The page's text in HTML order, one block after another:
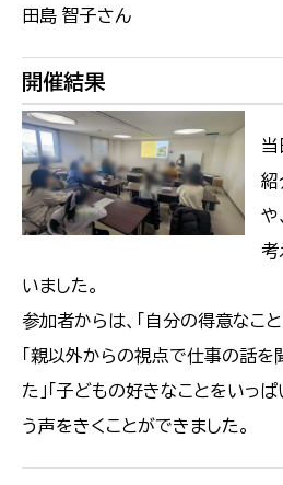
田島 智子さん
開催結果
当
紹
や
考
いました。
参加者からは、「自分の得意なこ
「親以外からの視点で仕事の話
た」「子どもの好きなことをいっ
う声をきくことができました。